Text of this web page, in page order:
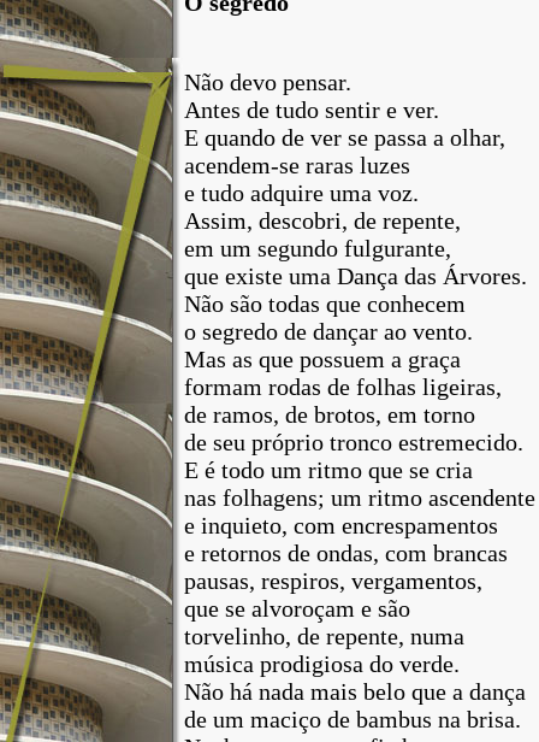
Não devo pensar.
Antes de tudo sentir e ver.
E quando de ver se passa a olhar,
acendem-se raras luzes
e tudo adquire uma voz.
Assim, descobri, de repente,
em um segundo fulgurante,
que existe uma Dança das Árvores.
Não são todas que conhecem
o segredo de dançar ao vento.
Mas as que possuem a graça
formam rodas de folhas ligeiras,
de ramos, de brotos, em torno
de seu próprio tronco estremecido.
E é todo um ritmo que se cria
nas folhagens; um ritmo ascendente
e inquieto, com encrespamentos
e retornos de ondas, com brancas
pausas, respiros, vergamentos,
que se alvoroçam e são
torvelinho, de repente, numa
música prodigiosa do verde.
Não há nada mais belo que a dança
de um maciço de bambus na brisa.